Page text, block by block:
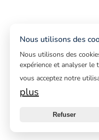
Nous utilisons des
Nous utilisons des
expérience et analyser le
vous acceptez notre
plus
Refuser